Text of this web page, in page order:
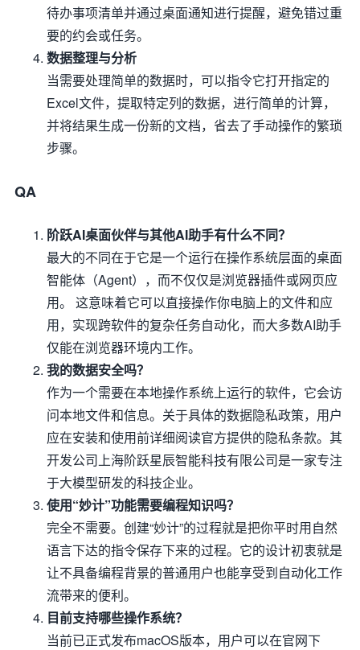
待办事项清单并通过桌面通知进行提醒，避免错过重
要的约会或任务。
数据整理与分析
当需要处理简单的数据时，可以指令它打开指定的
Excel文件，提取特定列的数据，进行简单的计算，
并将结果生成一份新的文档，省去了手动操作的繁琐
步骤。
QA
阶跃AI桌面伙伴与其他AI助手有什么不同？
最大的不同在于它是一个运行在操作系统层面的桌面
智能体（Agent），而不仅仅是浏览器插件或网页应
用。 这意味着它可以直接操作你电脑上的文件和应
用，实现跨软件的复杂任务自动化，而大多数AI助手
仅能在浏览器环境内工作。
我的数据安全吗？
作为一个需要在本地操作系统上运行的软件，它会访
问本地文件和信息。关于具体的数据隐私政策，用户
应在安装和使用前详细阅读官方提供的隐私条款。其
开发公司上海阶跃星辰智能科技有限公司是一家专注
于大模型研发的科技企业。
使用“妙计”功能需要编程知识吗？
完全不需要。创建“妙计”的过程就是把你平时用自然
语言下达的指令保存下来的过程。它的设计初衷就是
让不具备编程背景的普通用户也能享受到自动化工作
流带来的便利。
目前支持哪些操作系统？
当前已正式发布macOS版本，用户可以在官网下